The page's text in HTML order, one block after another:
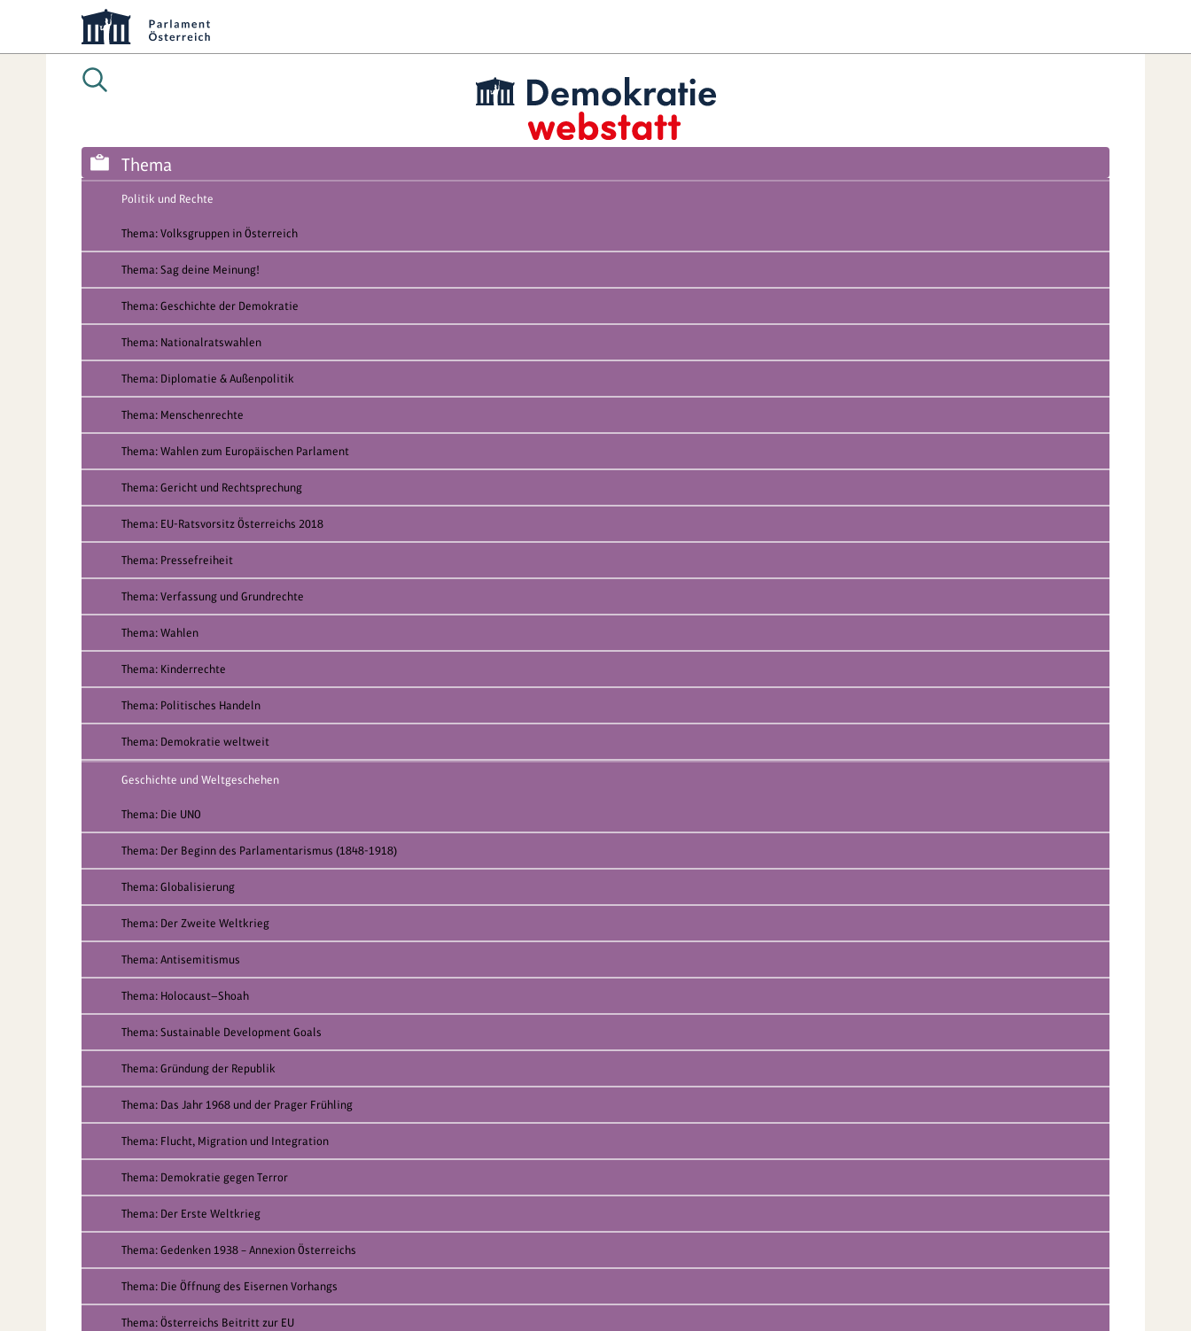
Thema
Politik und Rechte
Thema: Volksgruppen in Österreich
Thema: Sag deine Meinung!
Thema: Geschichte der Demokratie
Thema: Nationalratswahlen
Thema: Diplomatie & Außenpolitik
Thema: Menschenrechte
Thema: Wahlen zum Europäischen Parlament
Thema: Gericht und Rechtsprechung
Thema: EU-Ratsvorsitz Österreichs 2018
Thema: Pressefreiheit
Thema: Verfassung und Grundrechte
Thema: Wahlen
Thema: Kinderrechte
Thema: Politisches Handeln
Thema: Demokratie weltweit
Geschichte und Weltgeschehen
Thema: Die UNO
Thema: Der Beginn des Parlamentarismus (1848-1918)
Thema: Globalisierung
Thema: Der Zweite Weltkrieg
Thema: Antisemitismus
Thema: Holocaust—Shoah
Thema: Sustainable Development Goals
Thema: Gründung der Republik
Thema: Das Jahr 1968 und der Prager Frühling
Thema: Flucht, Migration und Integration
Thema: Demokratie gegen Terror
Thema: Der Erste Weltkrieg
Thema: Gedenken 1938 – Annexion Österreichs
Thema: Die Öffnung des Eisernen Vorhangs
Thema: Österreichs Beitritt zur EU